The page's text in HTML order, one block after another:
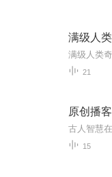
满级人
21
15